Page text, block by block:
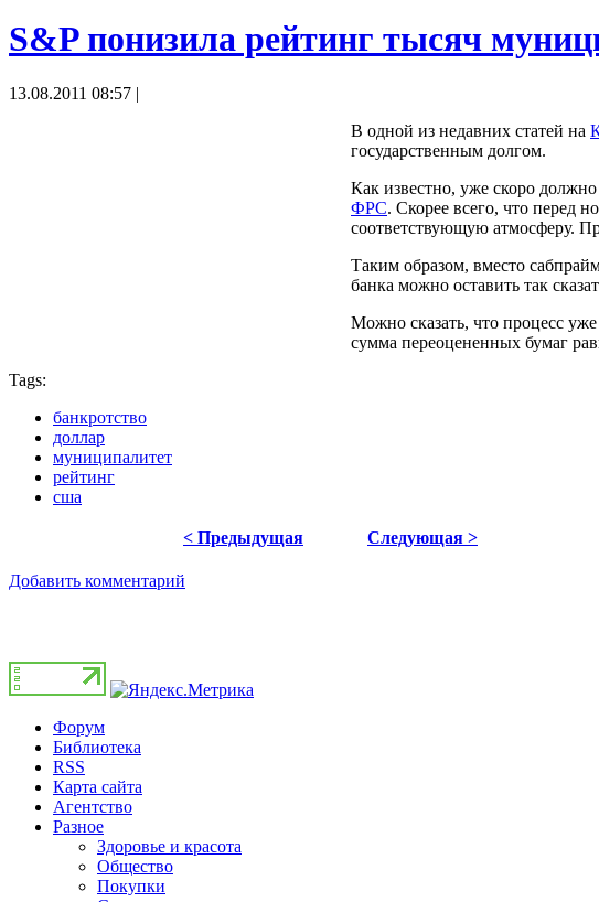
S&P понизила рейтинг тысяч
13.08.2011 08:57 |
В одной из недавних статей на
государственным долгом.
Как известно, уже скоро
ФРС. Скорее всего, что перед
соответствующую атмосферу.
Таким образом, вместо
банка можно оставить так
Можно сказать, что процесс
сумма переоцененных бумаг
Tags:
банкротство
доллар
муниципалитет
рейтинг
сша
< Предыдущая Следующая >
Добавить комментарий
Форум
Библиотека
RSS
Карта сайта
Агентство
Разное
Здоровье и красота
Общество
Покупки